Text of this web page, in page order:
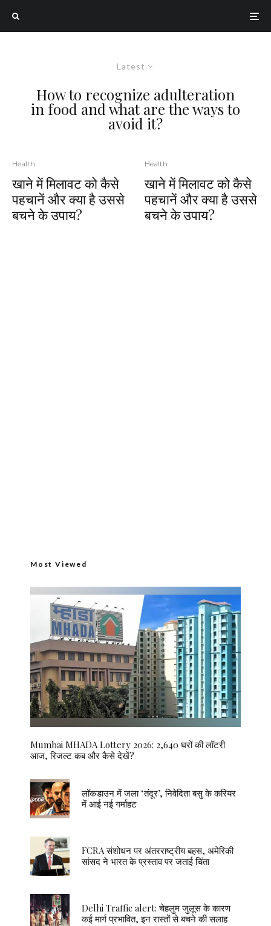
Latest
How to recognize adulteration
in food and what are the ways to
avoid it?
Health
खाने में मिलावट को कैसे
पहचानें और क्या है उससे
बचने के उपाय?
Health
खाने में मिलावट को कैसे
पहचानें और क्या है उससे
बचने के उपाय?
Most Viewed
Mumbai MHADA Lottery 2026: 2,640 घरों की लॉटरी
आज, रिजल्ट कब और कैसे देखें?
लॉकडाउन में जला ‘तंदूर’, निवेदिता बसु के करियर
में आई नई गर्माहट
FCRA संशोधन पर अंतरराष्ट्रीय बहस, अमेरिकी
सांसद ने भारत के प्रस्ताव पर जताई चिंता
Delhi Traffic alert: चेहलुम जुलूस के कारण
कई मार्ग प्रभावित, इन रास्तों से बचने की सलाह